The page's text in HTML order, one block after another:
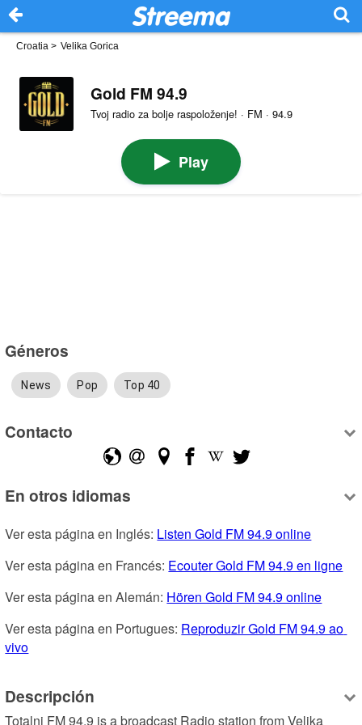
Croatia > Velika Gorica
Gold FM 94.9
Tvoj radio za bolje raspoloženje! · FM · 94.9
Play
Géneros
News Pop Top 40
Contacto
En otros idiomas
Ver esta página en Inglés: Listen Gold FM 94.9 online
Ver esta página en Francés: Ecouter Gold FM 94.9 en ligne
Ver esta página en Alemán: Hören Gold FM 94.9 online
Ver esta página en Portugues: Reproduzir Gold FM 94.9 ao
vivo
Descripción
Totalni FM 94.9 is a broadcast Radio station from Velika